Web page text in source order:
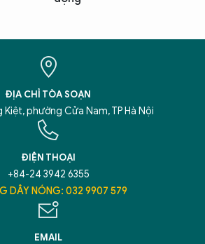
ĐỊA CHỈ TÒA SOẠN
Kiệt, phường Cửa Nam, TP Hà Nội
ĐIỆN THOẠI
+84-24 3942 6355
DÂY NÓNG: 032 9907 579
EMAIL